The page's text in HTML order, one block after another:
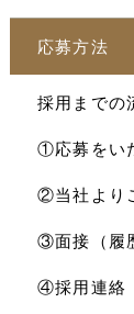
応募方法
採用までの
①応募をい
②当社より
③面接（履
④採用連絡